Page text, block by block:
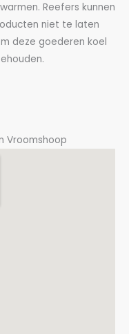
Reefers kunnen
niet te laten
deze goederen koel
Vroomshoop